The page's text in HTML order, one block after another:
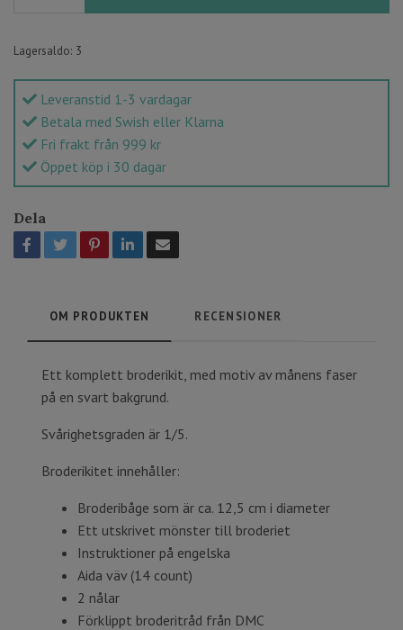
Lagersaldo: 3
Leveranstid 1-3 vardagar
Betala med Swish eller Klarna
Fri frakt från 999 kr
Öppet köp i 30 dagar
Dela
OM PRODUKTEN RECENSIONER
Ett komplett broderikit, med motiv av månens faser
på en svart bakgrund.
Svårighetsgraden är 1/5.
Broderikitet innehåller:
Broderibåge som är ca. 12,5 cm i diameter
Ett utskrivet mönster till broderiet
Instruktioner på engelska
Aida väv (14 count)
2 nålar
Förklippt broderitråd från DMC